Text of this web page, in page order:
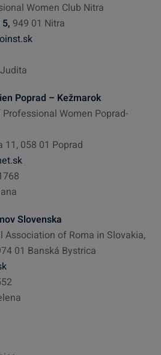
Women Club Nitra
949 01 Nitra
Poprad – Kežmarok
Women Poprad-
058 01 Poprad
Slovenska
Association of Roma in Slovakia,
01 Banská Bystrica